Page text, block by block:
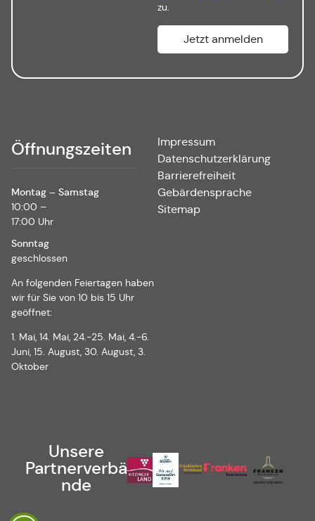
zu.
Öffnungszeiten
Montag – Samstag
10:00 –
17:00 Uhr
Sonntag
geschlossen
An folgenden Feiertagen haben
wir für Sie von 10 bis 15 Uhr
geöffnet:
1. Mai, 14. Mai, 24.-25. Mai, 4.-6.
Juni, 15. August, 30. August, 3.
Oktober
Impressum
Datenschutzerklärung
Barrierefreiheit
Gebärdensprache
Sitemap
Unsere
Partnerverbä
nde